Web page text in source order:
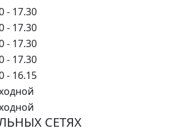
- 17.30
- 17.30
- 17.30
- 17.30
- 16.15
СЕТЯХ